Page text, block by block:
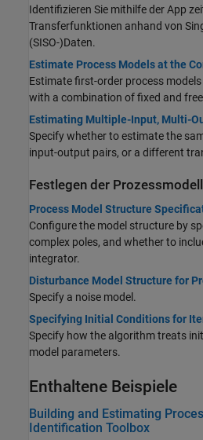
Identifizieren Sie mithilfe der App
Transferfunktionen anhand von
(SISO-)Daten.
Estimate Process Models at the
Estimate first-order process
with a combination of fixed and
Estimating Multiple-Input, Multi-
Specify whether to estimate the
input-output pairs, or a different
Festlegen der
Process Model Structure
Configure the model structure by
complex poles, and whether to
integrator.
Disturbance Model Structure for
Specify a noise model.
Specifying Initial Conditions for
Specify how the algorithm treats
model parameters.
Enthaltene Beispiele
Building and Estimating
Identification Toolbox